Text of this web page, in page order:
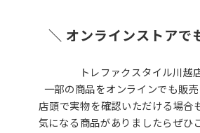
＼ オンラインストアで
トレファクスタイル川越
一部の商品をオンラインでも販売
店頭で実物を確認いただける場合
気になる商品がありましたらぜひ